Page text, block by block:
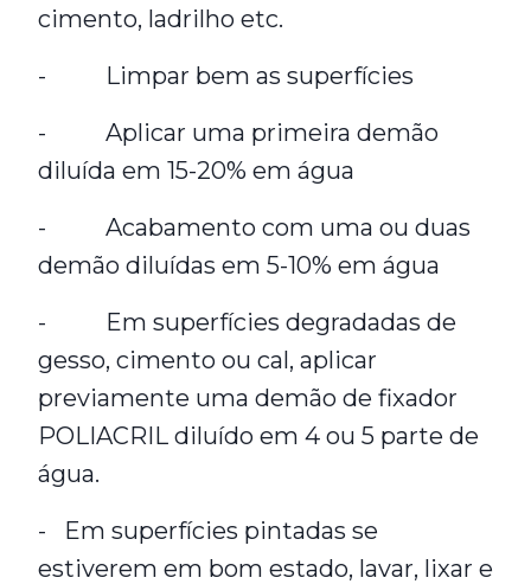
cimento, ladrilho etc.
- Limpar bem as superfícies
- Aplicar uma primeira demão
diluída em 15-20% em água
- Acabamento com uma ou duas
demão diluídas em 5-10% em água
- Em superfícies degradadas de
gesso, cimento ou cal, aplicar
previamente uma demão de fixador
POLIACRIL diluído em 4 ou 5 parte de
água.
- Em superfícies pintadas se
estiverem em bom estado, lavar, lixar e